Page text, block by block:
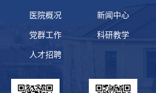
医院概况 新闻中心
党群工作 科研教学
人才招聘